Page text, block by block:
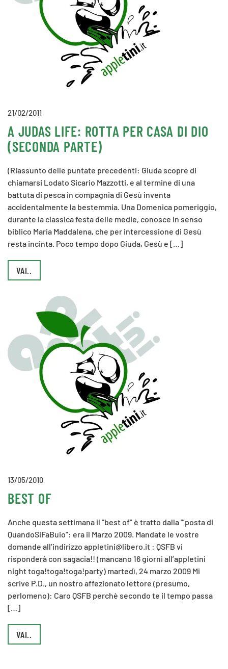
21/02/2011
A JUDAS LIFE: ROTTA PER CASA DI DIO
(SECONDA PARTE)
(Riassunto delle puntate precedenti: Giuda scopre di
chiamarsi Lodato Sicario Mazzotti, e al termine di una
battuta di pesca in compagnia di Gesù inventa
accidentalmente la bestemmia. Una Domenica pomeriggio,
durante la classica festa delle medie, conosce in senso
biblico Maria Maddalena, che per intercessione di Gesù
resta incinta. Poco tempo dopo Giuda, Gesù e […]
VAI..
13/05/2010
BEST OF
Anche questa settimana il "best of" è tratto dalla "’posta di
QuandoSiFaBuio": era il Marzo 2009. Mandate le vostre
domande all’indirizzo appletini@libero.it : QSFB vi
risponderà con sagacia!! (mancano 16 giorni all’appletini
night toga!toga!toga!party) martedì, 24 marzo 2009 Mi
scrive P.D., un nostro affezionato lettore (presumo,
perlomeno): Caro QSFB perchè secondo te il tempo passa
[…]
VAI..